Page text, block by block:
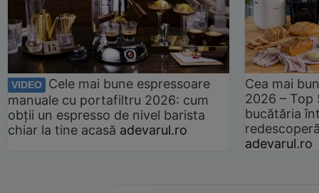
VIDEO
Cele mai bune espressoare
manuale cu portafiltru 2026: cum
obții un espresso de nivel barista
chiar la tine acasă adevarul.ro
Cea mai
2026 –
bucătăria
adevarul.ro